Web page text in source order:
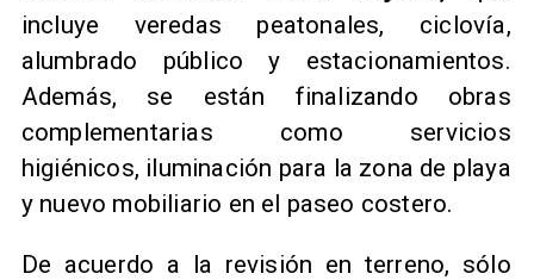
incluye veredas peatonales, ciclovía,
alumbrado público y estacionamientos.
Además, se están finalizando obras
complementarias como servicios
higiénicos, iluminación para la zona de playa
y nuevo mobiliario en el paseo costero.
De acuerdo a la revisión en terreno, sólo